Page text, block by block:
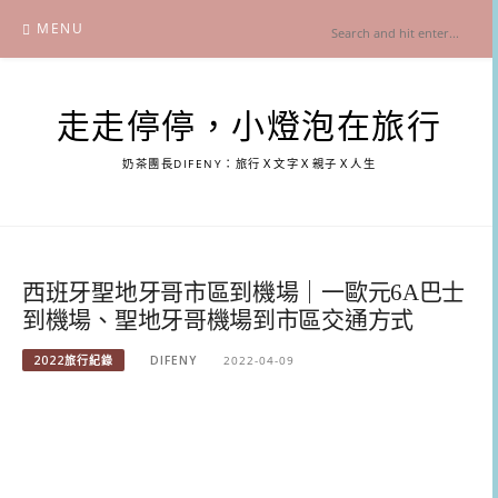
content
MENU
走走停停，小燈泡在旅行
奶茶團長DIFENY：旅行Ｘ文字Ｘ親子Ｘ人生
西班牙聖地牙哥市區到機場｜一歐元6A巴士
到機場、聖地牙哥機場到市區交通方式
2022旅行紀錄 DIFENY 2022-04-09